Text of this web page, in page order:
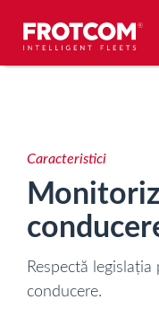
Analiza stilului de
Monitorizarea
Descărcare
Caracteristici
Respectă
conducere.